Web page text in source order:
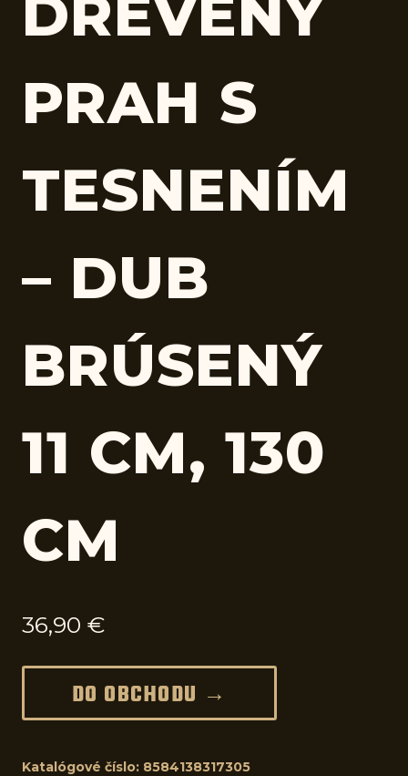
DREVENÝ
PRAH S
TESNENÍM
– DUB
BRÚSENÝ
11 CM, 130
CM
36,90 €
DO OBCHODU →
Katalógové číslo: 8584138317305